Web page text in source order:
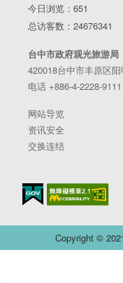
今日浏览：651
总访客数：24676341
台中市政府观光旅游局
420018台中市丰原区
电话 +886-4-2228-9111
网站导览
资讯安全
交换连结
Copyright ©